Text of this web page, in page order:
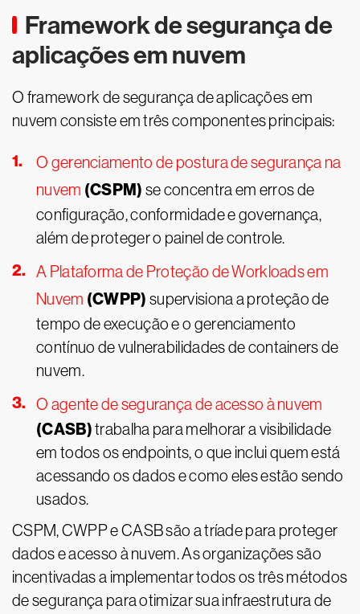
Framework de segurança de
aplicações em nuvem
O framework de segurança de aplicações em
nuvem consiste em três componentes principais:
O gerenciamento de postura de segurança na
nuvem (CSPM) se concentra em erros de
configuração, conformidade e governança,
além de proteger o painel de controle.
A Plataforma de Proteção de Workloads em
Nuvem (CWPP) supervisiona a proteção de
tempo de execução e o gerenciamento
contínuo de vulnerabilidades de containers de
nuvem.
O agente de segurança de acesso à nuvem
(CASB)trabalha para melhorar a visibilidade
em todos os endpoints, o que inclui quem está
acessando os dados e como eles estão sendo
usados.
CSPM, CWPP e CASB são a tríade para proteger
dados e acesso à nuvem. As organizações são
incentivadas a implementar todos os três métodos
de segurança para otimizar sua infraestrutura de